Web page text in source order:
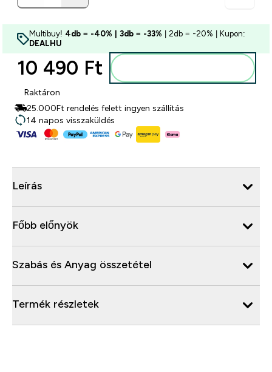
Multibuy! 4db = -40% | 3db = -33% | 2db = -20% | Kupon:
DEALHU
10 490 Ft‎
Raktáron
25.000Ft rendelés felett ingyen szállítás
14 napos visszaküldés
Leírás
Főbb előnyök
Szabás és Anyag összetétel
Termék részletek